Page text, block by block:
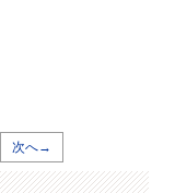
次へ→